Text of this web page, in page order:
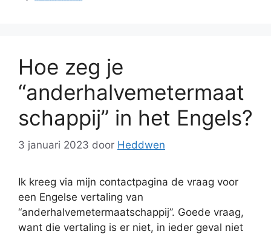
Hoe zeg je
“anderhalvemetermaat
schappij” in het Engels?
3 januari 2023 door Heddwen
Ik kreeg via mijn contactpagina de vraag voor
een Engelse vertaling van
“anderhalvemetermaatschappij”. Goede vraag,
want die vertaling is er niet, in ieder geval niet